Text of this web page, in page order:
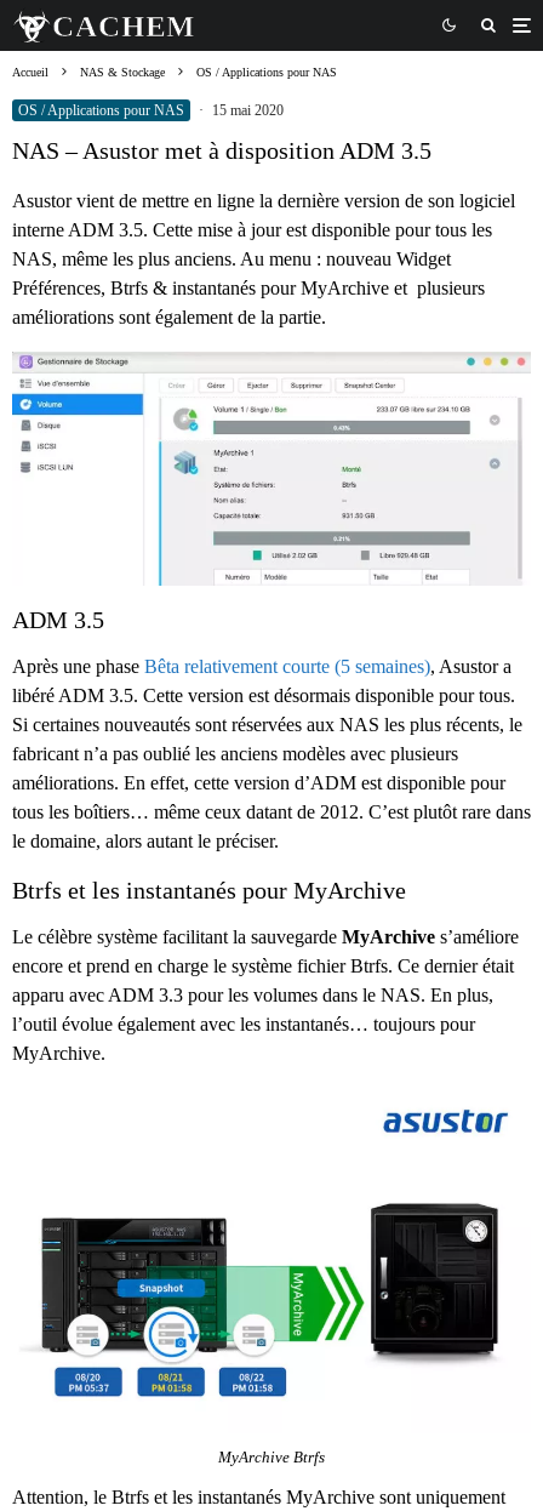
Accueil NAS & Stockage OS / Applications pour NAS
OS / Applications pour NAS · 15 mai 2020
NAS – Asustor met à disposition ADM 3.5
Asustor vient de mettre en ligne la dernière version de son logiciel
interne ADM 3.5. Cette mise à jour est disponible pour tous les
NAS, même les plus anciens. Au menu : nouveau Widget
Préférences, Btrfs & instantanés pour MyArchive et plusieurs
améliorations sont également de la partie.
ADM 3.5
Après une phase Bêta relativement courte (5 semaines), Asustor a
libéré ADM 3.5. Cette version est désormais disponible pour tous.
Si certaines nouveautés sont réservées aux NAS les plus récents, le
fabricant n’a pas oublié les anciens modèles avec plusieurs
améliorations. En effet, cette version d’ADM est disponible pour
tous les boîtiers… même ceux datant de 2012. C’est plutôt rare dans
le domaine, alors autant le préciser.
Btrfs et les instantanés pour MyArchive
Le célèbre système facilitant la sauvegarde MyArchive s’améliore
encore et prend en charge le système fichier Btrfs. Ce dernier était
apparu avec ADM 3.3 pour les volumes dans le NAS. En plus,
l’outil évolue également avec les instantanés… toujours pour
MyArchive.
MyArchive Btrfs
Attention, le Btrfs et les instantanés MyArchive sont uniquement